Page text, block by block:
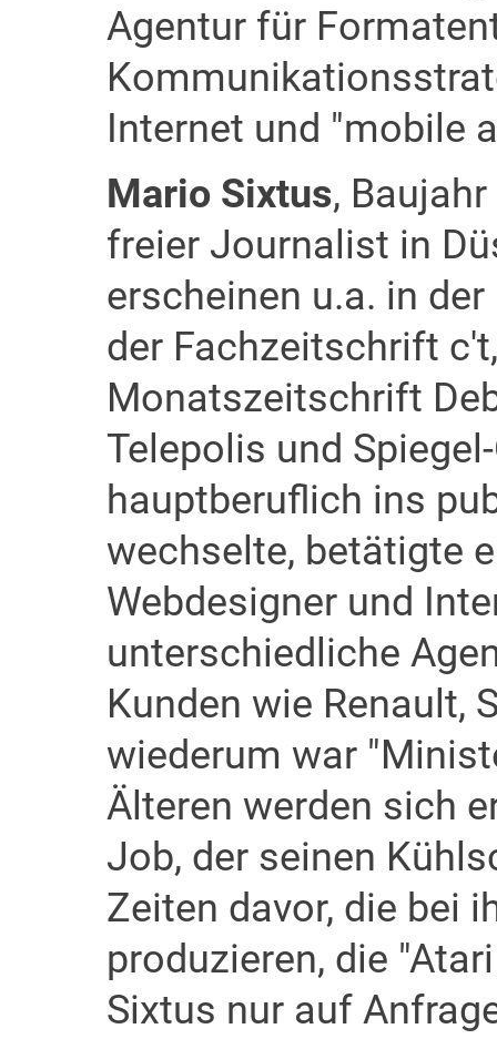
Agentur für
Internet und "mobile
Mario Sixtus,
freier Journalist in
erscheinen u.a. in
der Fachzeitschrift
Monatszeitschrift
Telepolis und
hauptberuflich ins
wechselte, betätigte
Webdesigner und
unterschiedliche
Kunden wie Renault,
wiederum war
Älteren werden sich
Job, der seinen
Zeiten davor, die bei
produzieren, die
Sixtus nur auf